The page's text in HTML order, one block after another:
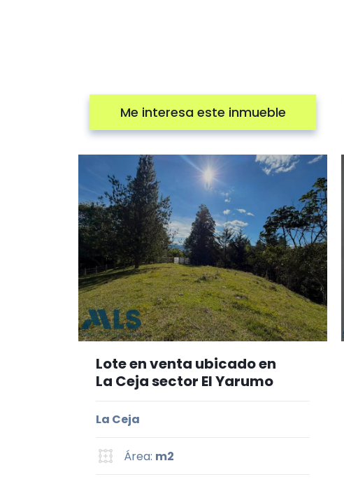
Me interesa este inmueble
Lote en venta ubicado en
La Ceja sector El Yarumo
La Ceja
Área: m2